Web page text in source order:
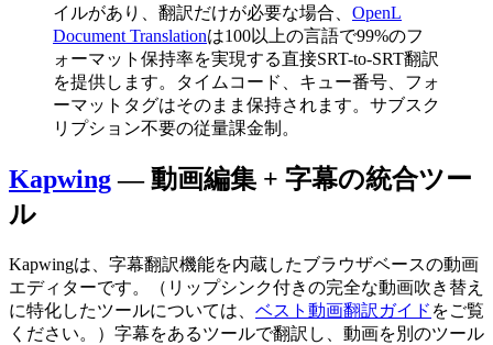
イルがあり、翻訳だけが必要な場合、 OpenL
Document Translationは100以上の言語で99%のフ
ォーマット保持率を実現する直接SRT-to-SRT翻訳
を提供します。タイムコード、キュー番号、フォ
ーマットタグはそのまま保持されます。サブスク
リプション不要の従量課金制。
Kapwing— 動画編集 + 字幕の統合ツー
ル
Kapwingは、字幕翻訳機能を内蔵したブラウザベースの動画
エディターです。（リップシンク付きの完全な動画吹き替え
に特化したツールについては、 ベスト動画翻訳ガイド をご覧
ください。）字幕をあるツールで翻訳し、動画を別のツール